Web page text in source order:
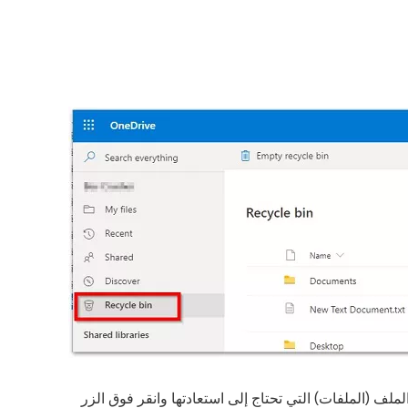
(الملفات) التي تحتاج إلى استعادتها وانقر فوق الزر